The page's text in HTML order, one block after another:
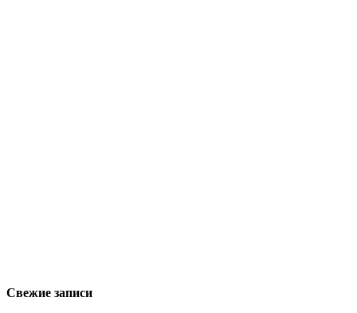
Свежие записи